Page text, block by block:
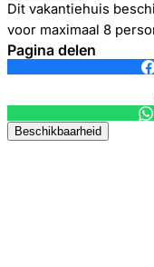
Dit vakantiehuis
voor maximaal 8
Pagina delen
Beschikbaarheid